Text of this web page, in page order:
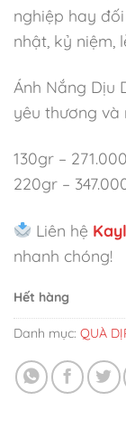
nghiệp hay
nhật, kỷ niệm,
Ánh Nắng Dịu
yêu thương và
130gr –
220gr –
Liên hệ
nhanh chóng!
Hết hàng
Danh mục: QUÀ